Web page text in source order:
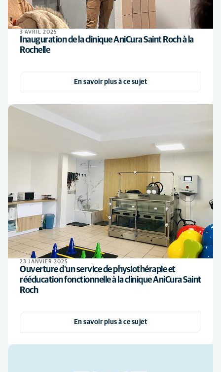
3 AVRIL 2025
Inauguration de la clinique AniCura Saint Roch à la
Rochelle
En savoir plus à ce sujet
23 JANVIER 2025
Ouverture d'un service de physiothérapie et
rééducation fonctionnelle à la clinique AniCura Saint
Roch
En savoir plus à ce sujet